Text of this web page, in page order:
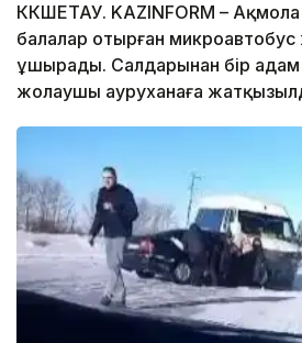
КӨКШЕТАУ. KAZINFORM –
балалар отырған
ұшырады. Салдарынан бір
жолаушы ауруханаға